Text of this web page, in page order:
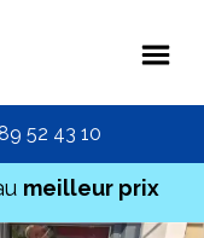
52 43 10
meilleur prix